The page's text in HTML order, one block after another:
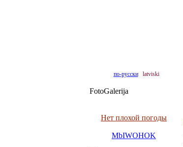
по-русски latviski
FotoGalerija
Нет плохой погоды
MbIWOHOK